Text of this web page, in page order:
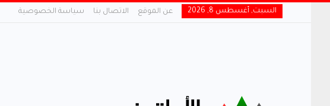
السبت, أغسطس 8, 2026 عن الموقع الاتصال بنا سياسة الخصوصية